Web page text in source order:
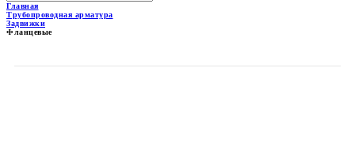
Главная
Трубопроводная арматура
Задвижки
Фланцевые